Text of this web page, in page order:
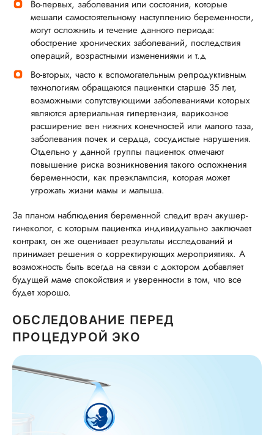
Во-первых, заболевания или состояния, которые
мешали самостоятельному наступлению беременности,
могут осложнить и течение данного периода:
обострение хронических заболеваний, последствия
операций, возрастными изменениями и т.д
Во-вторых, часто к вспомогательным репродуктивным
технологиям обращаются пациентки старше 35 лет,
возможными сопутствующими заболеваниями которых
являются артериальная гипертензия, варикозное
расширение вен нижних конечностей или малого таза,
заболевания почек и сердца, сосудистые нарушения.
Отдельно у данной группы пациенток отмечают
повышение риска возникновения такого осложнения
беременности, как преэклампсия, которая может
угрожать жизни мамы и малыша.
За планом наблюдения беременной следит врач акушер-
гинеколог, с которым пациентка индивидуально заключает
контракт, он же оценивает результаты исследований и
принимает решения о корректирующих мероприятиях. А
возможность быть всегда на связи с доктором добавляет
будущей маме спокойствия и уверенности в том, что все
будет хорошо.
ОБСЛЕДОВАНИЕ ПЕРЕД
ПРОЦЕДУРОЙ ЭКО